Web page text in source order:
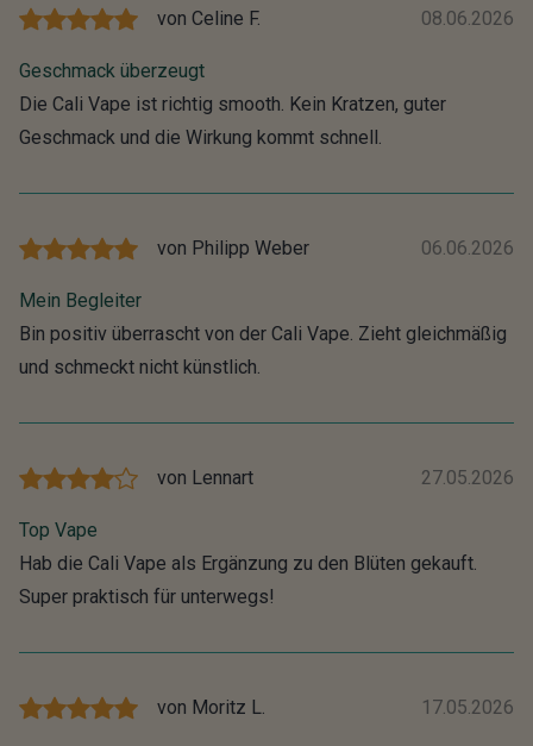
von Celine F. 08.06.2026
Geschmack überzeugt
Die Cali Vape ist richtig smooth. Kein Kratzen, guter
Geschmack und die Wirkung kommt schnell.
von Philipp Weber 06.06.2026
Mein Begleiter
Bin positiv überrascht von der Cali Vape. Zieht gleichmäßig
und schmeckt nicht künstlich.
von Lennart 27.05.2026
Top Vape
Hab die Cali Vape als Ergänzung zu den Blüten gekauft.
Super praktisch für unterwegs!
von Moritz L. 17.05.2026